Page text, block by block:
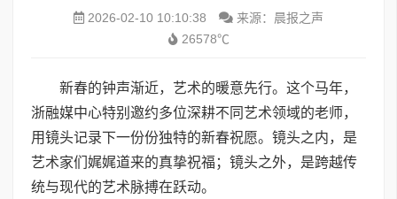
2026-02-10 10:10:38
来源：晨报之声
26578℃
新春的钟声渐近，艺术的暖意先行。这个马年，
浙融媒中心特别邀约多位深耕不同艺术领域的老师，
用镜头记录下一份份独特的新春祝愿。镜头之内，是
艺术家们娓娓道来的真挚祝福；镜头之外，是跨越传
统与现代的艺术脉搏在跃动。